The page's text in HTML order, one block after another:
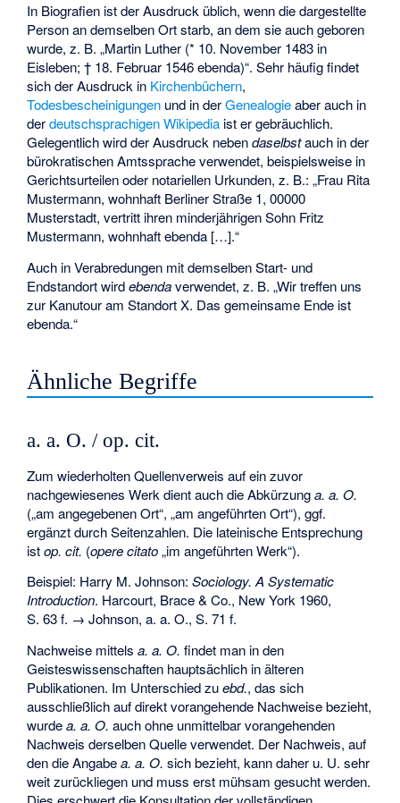
In Biografien ist der Ausdruck üblich, wenn die dargestellte
Person an demselben Ort starb, an dem sie auch geboren
wurde, z. B. „Martin Luther (* 10. November 1483 in
Eisleben; † 18. Februar 1546 ebenda)“. Sehr häufig findet
sich der Ausdruck in Kirchenbüchern,
Todesbescheinigungen und in derGenealogieaber auch in
derdeutschsprachigen Wikipedia ist er gebräuchlich.
Gelegentlich wird der Ausdruck nebendaselbstauch in der
bürokratischen Amtssprache verwendet, beispielsweise in
Gerichtsurteilen oder notariellen Urkunden, z. B.: „Frau Rita
Mustermann, wohnhaft Berliner Straße 1, 00000
Musterstadt, vertritt ihren minderjährigen Sohn Fritz
Mustermann, wohnhaft ebenda […].“
Auch in Verabredungen mit demselben Start- und
Endstandort wirdebendaverwendet, z. B. „Wir treffen uns
zur Kanutour am Standort X. Das gemeinsame Ende ist
ebenda.“
Ähnliche Begriffe
a. a. O. / op. cit.
Zum wiederholten Quellenverweis auf ein zuvor
nachgewiesenes Werk dient auch die Abkürzunga. a. O.
(„am angegebenen Ort“, „am angeführten Ort“), ggf.
ergänzt durch Seitenzahlen. Die lateinische Entsprechung
istop. cit. (opere citato„im angeführten Werk“).
Beispiel: Harry M. Johnson:Sociology. A Systematic
Introduction. Harcourt, Brace & Co., New York 1960,
S. 63 f. → Johnson, a. a. O., S. 71 f.
Nachweise mittelsa. a. O. findet man in den
Geisteswissenschaften hauptsächlich in älteren
Publikationen. Im Unterschied zuebd., das sich
ausschließlich auf direkt vorangehende Nachweise bezieht,
wurdea. a. O. auch ohne unmittelbar vorangehenden
Nachweis derselben Quelle verwendet. Der Nachweis, auf
den die Angabea. a. O. sich bezieht, kann daher u. U. sehr
weit zurückliegen und muss erst mühsam gesucht werden.